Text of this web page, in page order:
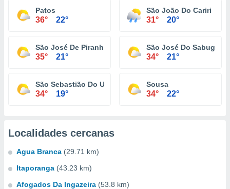
Patos
36° 22°
São João Do Cariri
31° 20°
São José De Piranhas
35° 21°
São José Do Sabugi
34° 21°
São Sebastião Do Umbuzeiro
34° 19°
Sousa
34° 22°
Localidades cercanas
Agua Branca (29.71 km)
Itaporanga (43.23 km)
Afogados Da Ingazeira (53.8 km)